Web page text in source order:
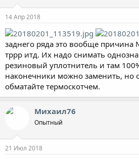
14 Апр 2018
заднего ряда это вообще причина
тррр итд. Их надо снимать
резиновый уплотнитель и там
наконечники можно заменить, но
обматайте термоскотчем.
Михаил76
Опытный
21 Июл 2018